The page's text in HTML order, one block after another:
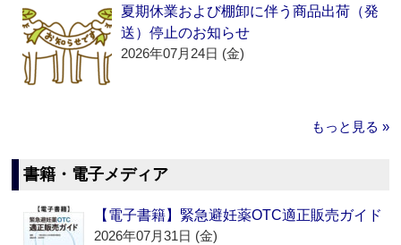
夏期休業および棚卸に伴う商品出荷（発
送）停止のお知らせ
2026年07月24日 (金)
もっと見る »
書籍・電子メディア
【電子書籍】緊急避妊薬OTC適正販売ガイド
2026年07月31日 (金)